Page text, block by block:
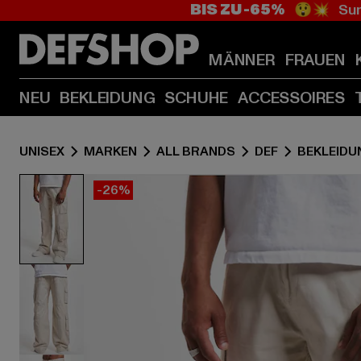
BIS ZU -65% 😲💥
MÄNNER FRAUEN
NEU BEKLEIDUNG SCHUHE ACCESSOIRES
UNISEX MARKEN ALL BRANDS DEF
-26%